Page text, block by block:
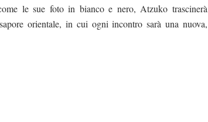
le sue foto in bianco e nero, Atzuko trascinerà
orientale, in cui ogni incontro sarà una nuova,